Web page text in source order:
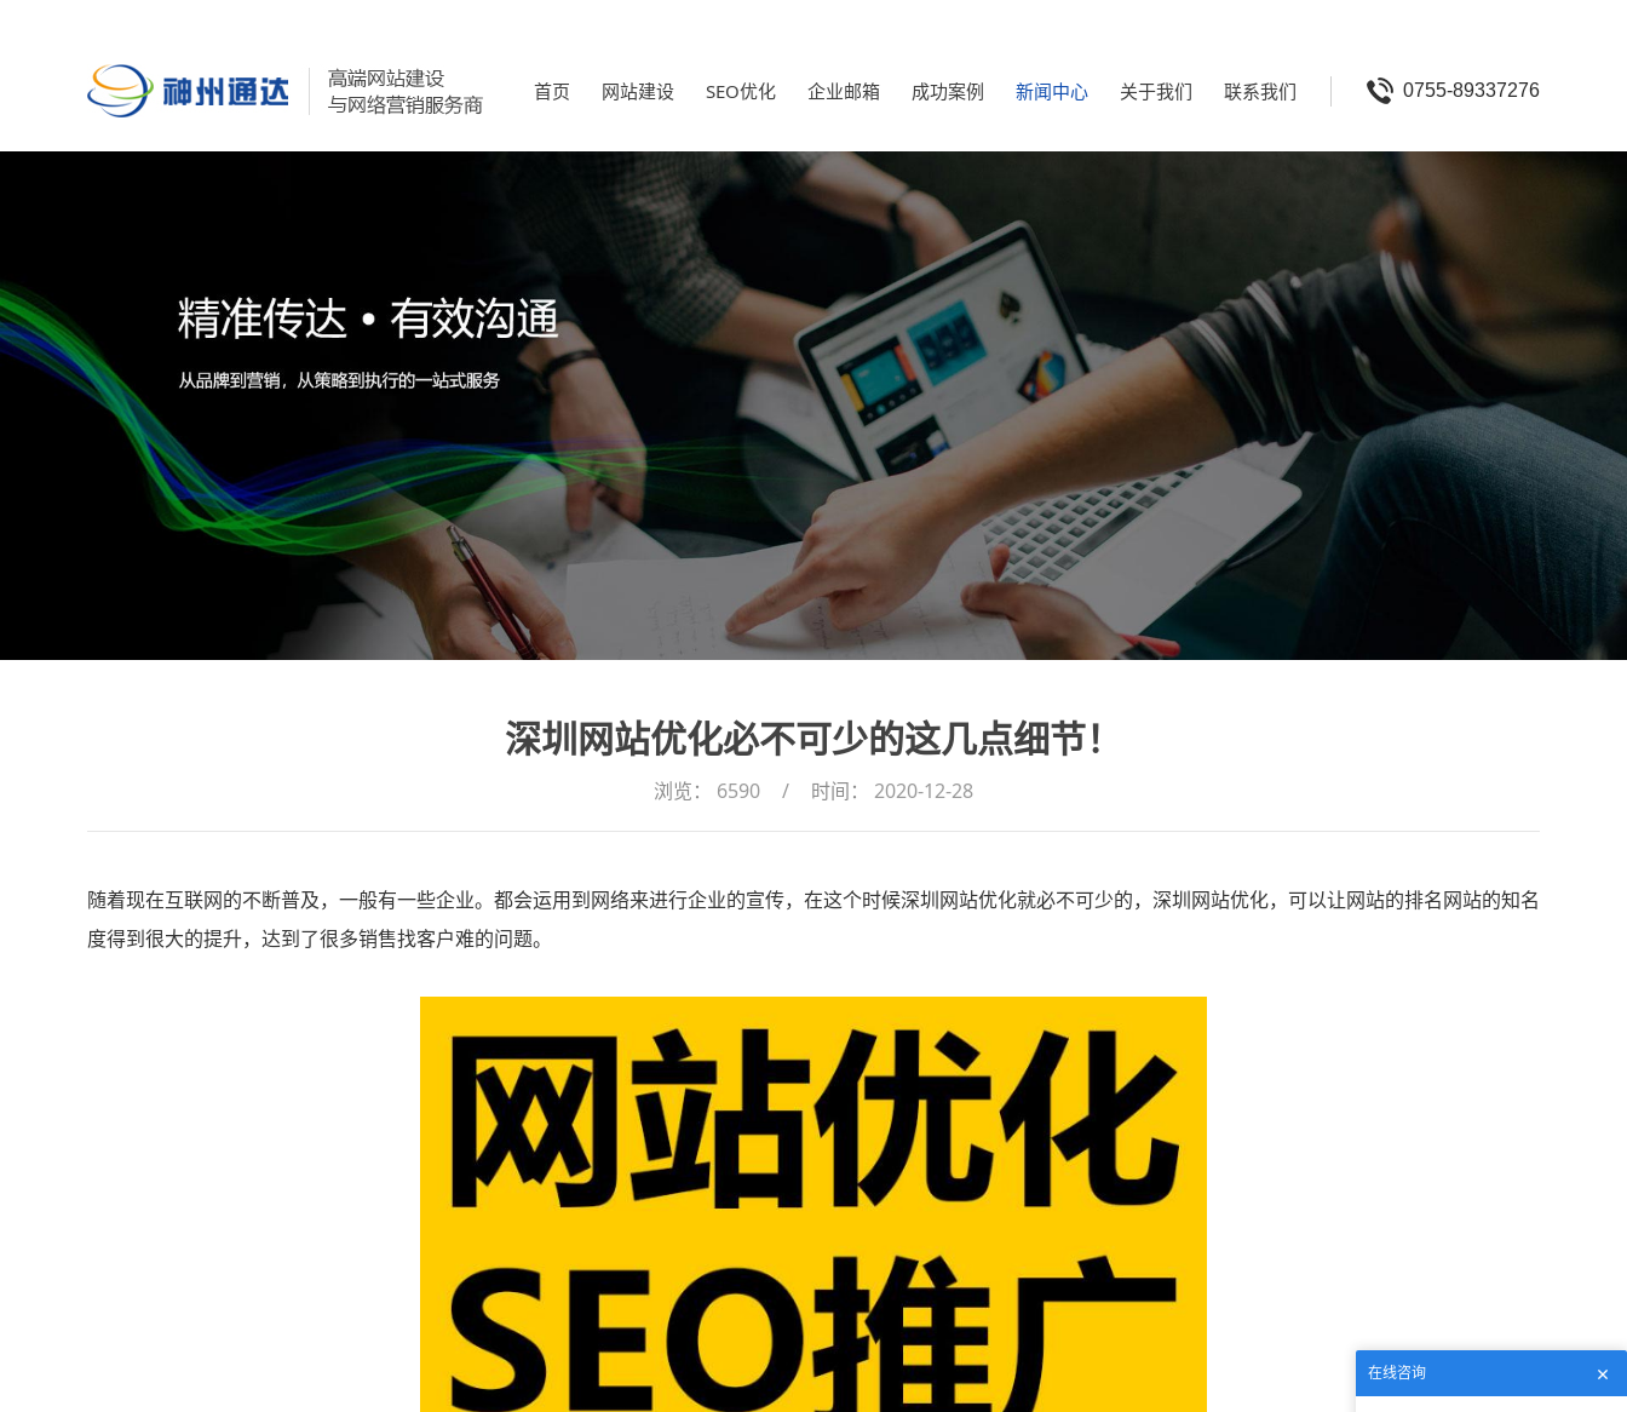
首页 网站建设 SEO优化 企业邮箱 成功案例 新闻中心 关于我们 联系我们 0755-89337276
深圳网站优化必不可少的这几点细节！
浏览： 6590 / 时间： 2020-12-28
随着现在互联网的不断普及，一般有一些企业。都会运用到网络来进行企业的宣传，在这个时候深圳网站优化就必不可少的，深圳网站优化，可以让网站的排名网站的知名
度得到很大的提升，达到了很多销售找客户难的问题。
在线咨询